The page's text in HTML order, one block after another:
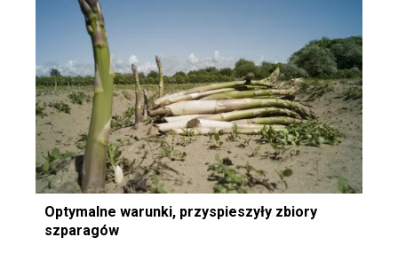
Optymalne warunki, przyspieszyły zbiory
szparagów